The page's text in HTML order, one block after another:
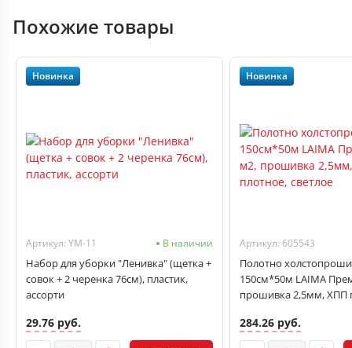
Похожие товары
Новинка
Артикул: YM-11 В наличии
Набор для уборки "Ленивка" (щетка +
совок + 2 черенка 76см), пластик,
ассорти
29.76 руб.
Новинка
Артикул: 605543
Полотно
150см*50м LAIMA
прошивка 2,5мм, ХПП
284.26 руб.